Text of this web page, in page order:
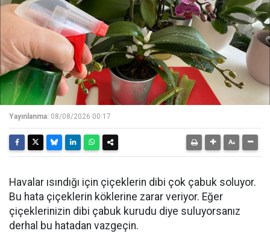
Yayınlanma: 08/08/2026 00:17
Havalar ısındığı için çiçeklerin dibi çok çabuk soluyor.
Bu hata çiçeklerin köklerine zarar veriyor. Eğer
çiçeklerinizin dibi çabuk kurudu diye suluyorsanız
derhal bu hatadan vazgeçin.